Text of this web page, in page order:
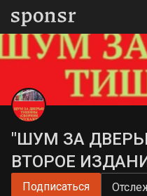
"ШУМ ЗА
ВТОРОЕ
Подписаться